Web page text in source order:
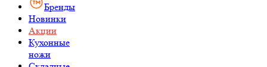
Бренды
Новинки
Акции
Кухонные
ножи